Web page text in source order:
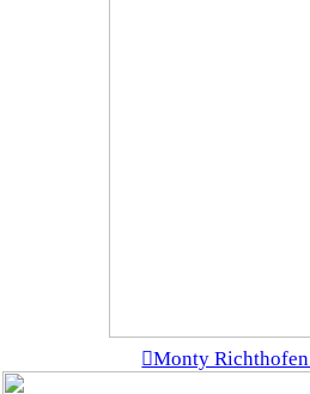
︎Monty Richthofen